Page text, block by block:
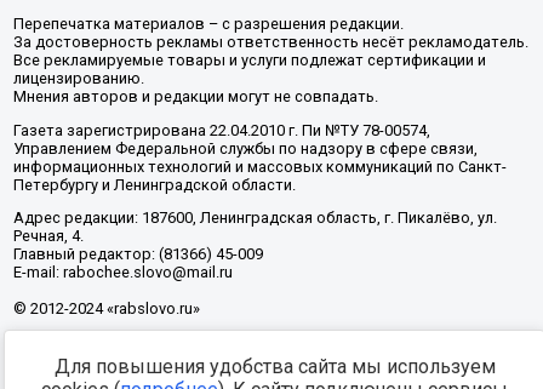
Перепечатка материалов – с разрешения редакции.
За достоверность рекламы ответственность несёт рекламодатель.
Все рекламируемые товары и услуги подлежат сертификации и
лицензированию.
Мнения авторов и редакции могут не совпадать.
Газета зарегистрирована 22.04.2010 г. Пи №ТУ 78-00574,
Управлением Федеральной службы по надзору в сфере связи,
информационных технологий и массовых коммуникаций по Санкт-
Петербургу и Ленинградской области.
Адрес редакции: 187600, Ленинградская область, г. Пикалёво, ул.
Речная, 4.
Главный редактор: (81366) 45-009
E-mail: rabochee.slovo@mail.ru
© 2012-2024 «rabslovo.ru»
Разработка -
Для повышения удобства сайта мы используем